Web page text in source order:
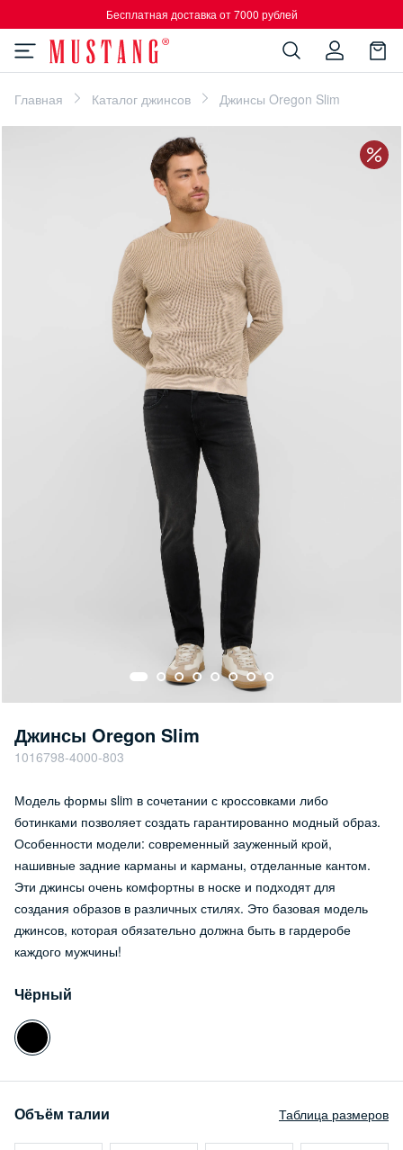
Бесплатная доставка от 7000 рублей
Главная Каталог джинсов Джинсы Oregon Slim
Джинсы Oregon Slim
1016798-4000-803
Модель формы slim в сочетании с кроссовками либо
ботинками позволяет создать гарантированно модный образ.
Особенности модели: современный зауженный крой,
нашивные задние карманы и карманы, отделанные кантом.
Эти джинсы очень комфортны в носке и подходят для
создания образов в различных стилях. Это базовая модель
джинсов, которая обязательно должна быть в гардеробе
каждого мужчины!
Чёрный
Объём талии Таблица размеров